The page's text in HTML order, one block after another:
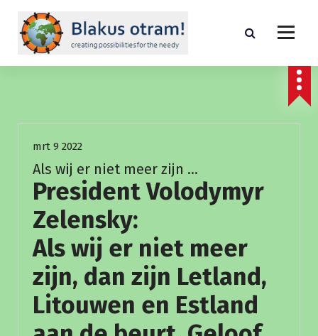
n
mrt 9 2022
Als wij er niet meer zijn …
President Volodymyr
Zelensky:
Als wij er niet meer
zijn, dan zijn Letland,
Litouwen en Estland